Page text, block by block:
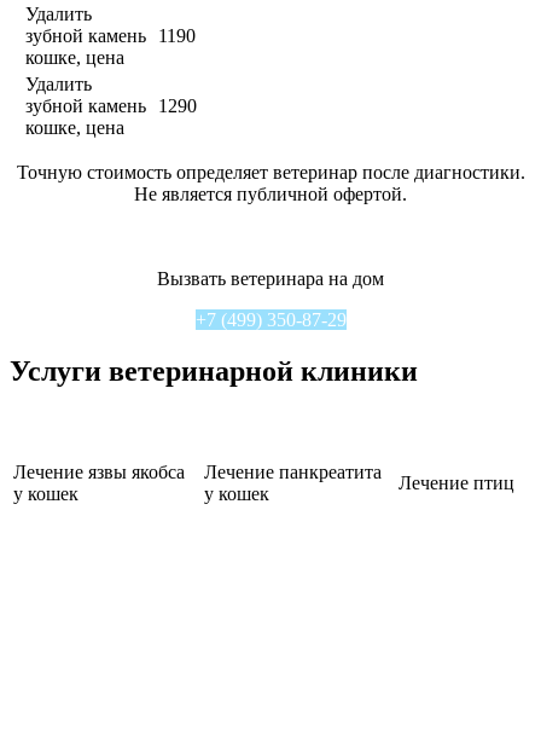
Удалить
зубной камень
кошке, цена
1190
Удалить
зубной камень
кошке, цена
1290
Точную стоимость определяет ветеринар после диагностики.
Не является публичной офертой.
Вызвать ветеринара на дом
+7 (499) 350-87-29
Услуги ветеринарной клиники
Лечение язвы якобса
у кошек
Лечение панкреатита
у кошек
Лечение птиц